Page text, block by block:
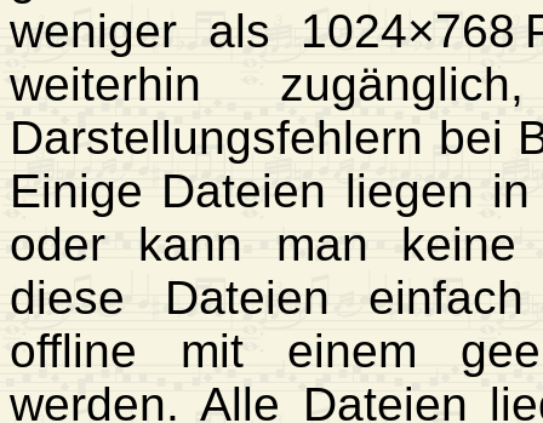
weniger als
weiterhin
Darstellungsfehlern bei
Einige Dateien liegen
oder kann man keine
diese Dateien
offline mit einem
werden. Alle Dateien